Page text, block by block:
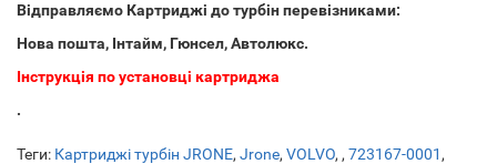
Відправляємо Картриджі до турбін перевізниками:
Нова пошта, Інтайм, Гюнсел, Автолюкс.
Інструкція по установці картриджа
.
Теги: Картриджі турбін JRONE, Jrone, VOLVO, , 723167-0001 ,